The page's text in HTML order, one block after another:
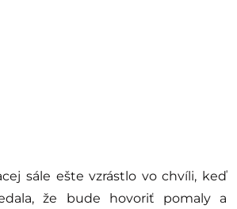
sále ešte vzrástlo vo chvíli, keď
že bude hovoriť pomaly a